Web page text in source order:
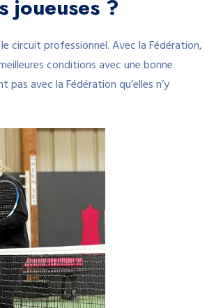
joueuses ?
circuit professionnel. Avec la Fédération,
conditions avec une bonne
avec la Fédération qu’elles n’y